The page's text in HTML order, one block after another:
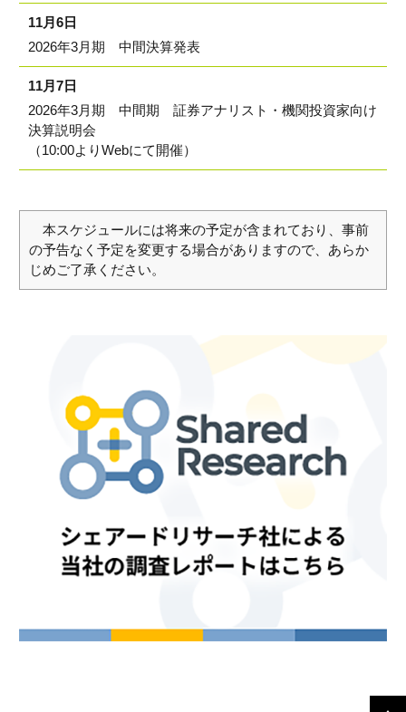
11月6日
2026年3月期 中間決算発表
11月7日
2026年3月期 中間期 証券アナリスト・機関投資家向け
決算説明会
（10:00よりWebにて開催）
本スケジュールには将来の予定が含まれており、事前
の予告なく予定を変更する場合がありますので、あらか
じめご了承ください。